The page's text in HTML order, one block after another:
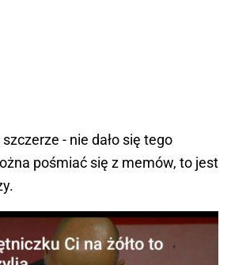
- nie dało się tego
pośmiać się z memów, to jest